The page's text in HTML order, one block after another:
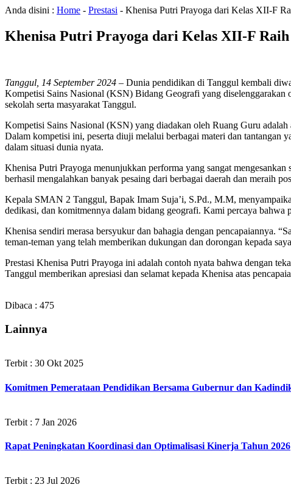
Anda disini : Home - Prestasi - Khenisa Putri Prayoga dari Kelas XII-F
Khenisa Putri Prayoga dari Kelas XII-F
Tanggul, 14 September 2024 – Dunia pendidikan di Tanggul kembali
Kompetisi Sains Nasional (KSN) Bidang Geografi yang diselenggarakan
sekolah serta masyarakat Tanggul.
Kompetisi Sains Nasional (KSN) yang diadakan oleh Ruang Guru
Dalam kompetisi ini, peserta diuji melalui berbagai materi dan tantangan
dalam situasi dunia nyata.
Khenisa Putri Prayoga menunjukkan performa yang sangat
berhasil mengalahkan banyak pesaing dari berbagai daerah dan meraih
Kepala SMAN 2 Tanggul, Bapak Imam Suja’i, S.Pd., M.M,
dedikasi, dan komitmennya dalam bidang geografi. Kami percaya
Khenisa sendiri merasa bersyukur dan bahagia dengan pencapaiannya.
teman-teman yang telah memberikan dukungan dan dorongan kepada
Prestasi Khenisa Putri Prayoga ini adalah contoh nyata bahwa dengan
Tanggul memberikan apresiasi dan selamat kepada Khenisa atas
Dibaca : 475
Lainnya
Terbit : 30 Okt 2025
Komitmen Pemerataan Pendidikan Bersama Gubernur dan
Terbit : 7 Jan 2026
Rapat Peningkatan Koordinasi dan Optimalisasi Kinerja Tahun 2026
Terbit : 23 Jul 2026